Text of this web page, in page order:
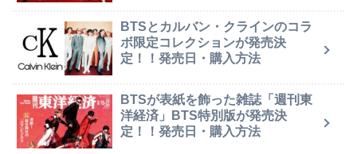
BTSとカルバン・クラインのコラ
ボ限定コレクションが発売決
定！！発売日・購入方法
BTSが表紙を飾った雑誌「週刊東
洋経済」BTS特別版が発売決
定！！発売日・購入方法